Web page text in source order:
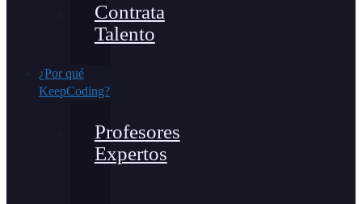
Contrata
Talento
¿Por qué
KeepCoding?
Profesores
Expertos